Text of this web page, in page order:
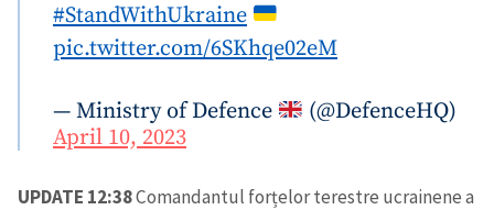
#StandWithUkraine
pic.twitter.com/6SKhqe02eM
— Ministry of Defence
(@DefenceHQ)
April 10, 2023
UPDATE 12:38Comandantul forțelor terestre ucrainene a